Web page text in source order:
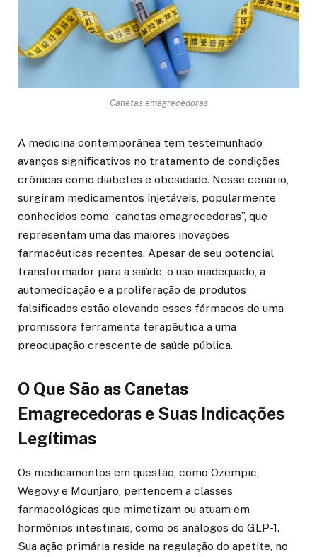
Canetas emagrecedoras
A medicina contemporânea tem testemunhado
avanços significativos no tratamento de condições
crônicas como diabetes e obesidade. Nesse cenário,
surgiram medicamentos injetáveis, popularmente
conhecidos como “canetas emagrecedoras”, que
representam uma das maiores inovações
farmacêuticas recentes. Apesar de seu potencial
transformador para a saúde, o uso inadequado, a
automedicação e a proliferação de produtos
falsificados estão elevando esses fármacos de uma
promissora ferramenta terapêutica a uma
preocupação crescente de saúde pública.
O Que São as Canetas
Emagrecedoras e Suas Indicações
Legítimas
Os medicamentos em questão, como Ozempic,
Wegovy e Mounjaro, pertencem a classes
farmacológicas que mimetizam ou atuam em
hormônios intestinais, como os análogos do GLP-1.
Sua ação primária reside na regulação do apetite, no